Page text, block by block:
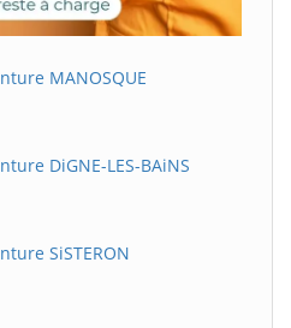
MANOSQUE
DiGNE-LES-BAiNS
SiSTERON